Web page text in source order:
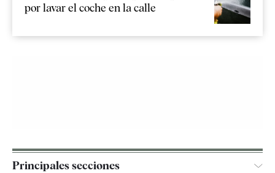
por lavar el coche en la calle
Principales secciones